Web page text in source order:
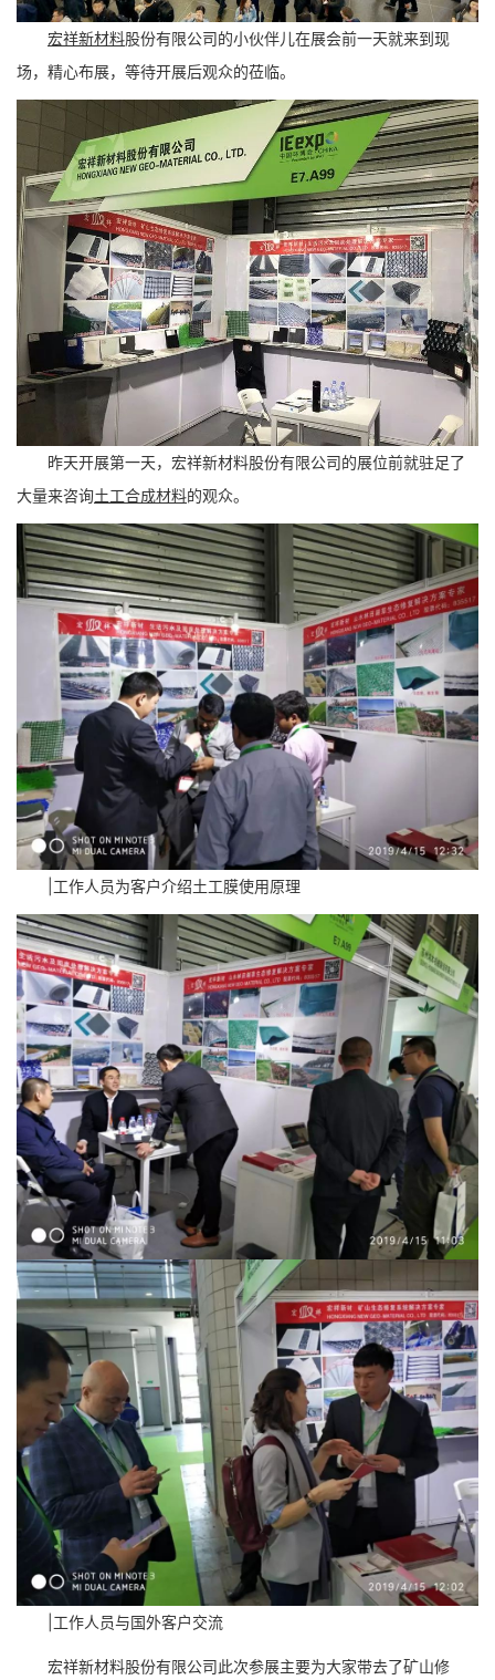
宏祥新材料股份有限公司的小伙伴儿在展会前一天就来到现
场，精心布展，等待开展后观众的莅临。
昨天开展第一天，宏祥新材料股份有限公司的展位前就驻足了
大量来咨询土工合成材料的观众。
|工作人员为客户介绍土工膜使用原理
|工作人员与国外客户交流
宏祥新材料股份有限公司此次参展主要为大家带去了矿山修